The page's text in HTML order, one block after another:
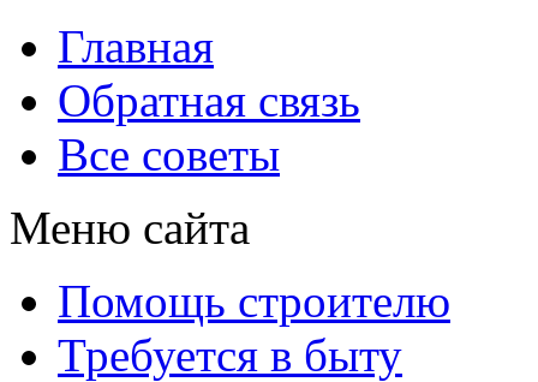
Главная
Обратная связь
Все советы
Меню сайта
Помощь строителю
Требуется в быту